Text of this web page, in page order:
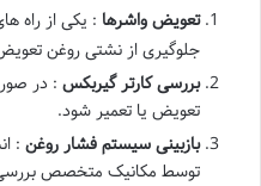
تعویض واشرها : یکی از راه
جلوگیری از نشتی روغن
بررسی کارتر گیربکس : در
تعویض یا تعمیر شود.
بازبینی سیستم فشار روغن :
توسط مکانیک متخصص